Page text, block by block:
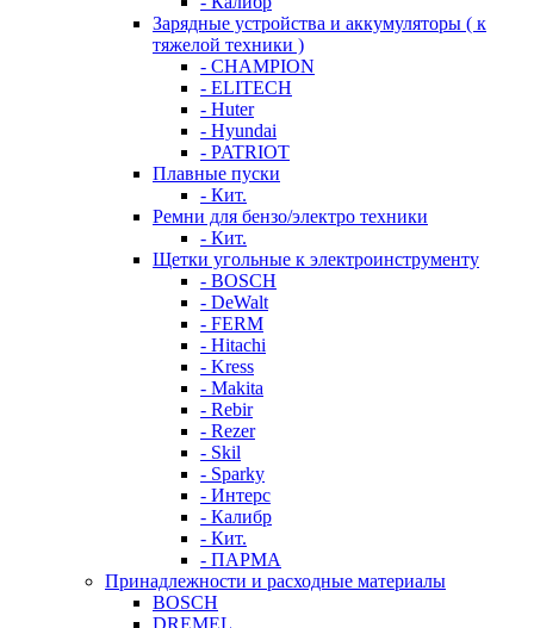
Зарядные устройства и аккумуляторы ( к
тяжелой техники )
- CHAMPION
- ELITECH
- Huter
- Hyundai
- PATRIOT
Плавные пуски
- Кит.
Ремни для бензо/электро техники
- Кит.
Щетки угольные к электроинструменту
- BOSCH
- DeWalt
- FERM
- Hitachi
- Kress
- Makita
- Rebir
- Rezer
- Skil
- Sparky
- Интерс
- Калибр
- Кит.
- ПАРМА
Принадлежности и расходные материалы
BOSCH
DREMEL